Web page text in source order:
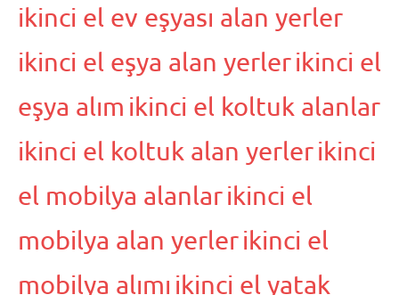
ikinci el ev eşyası alan yerler
ikinci el eşya alan yerlerikinci el
eşya alım ikinci el koltuk alanlar
ikinci el koltuk alan yerlerikinci
el mobilya alanlarikinci el
mobilya alan yerlerikinci el
mobilya alımı ikinci el yatak